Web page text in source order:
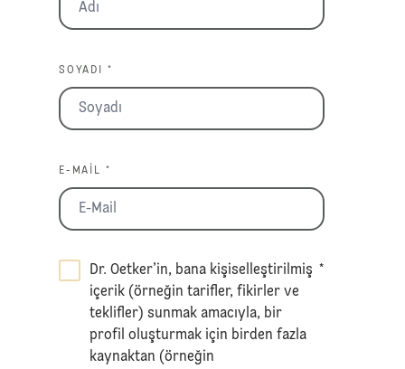
SOYADI *
E-MAIL *
Dr. Oetker’in, bana kişiselleştirilmiş
içerik (örneğin tarifler, fikirler ve
teklifler) sunmak amacıyla, bir
profil oluşturmak için birden fazla
kaynaktan (örneğin
*